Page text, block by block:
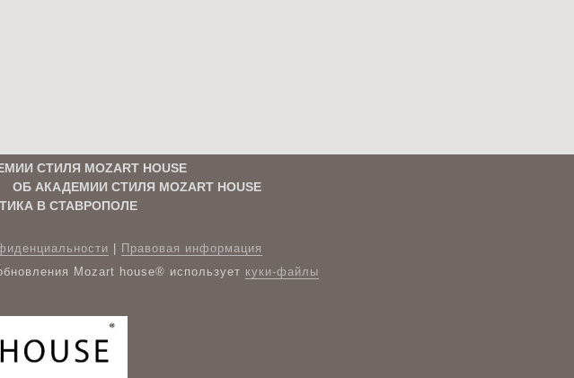
СТИЛЯ MOZART HOUSE
ОБ АКАДЕМИИ СТИЛЯ MOZART HOUSE
В СТАВРОПОЛЕ
Правовая информация
Mozart house® использует куки-файлы